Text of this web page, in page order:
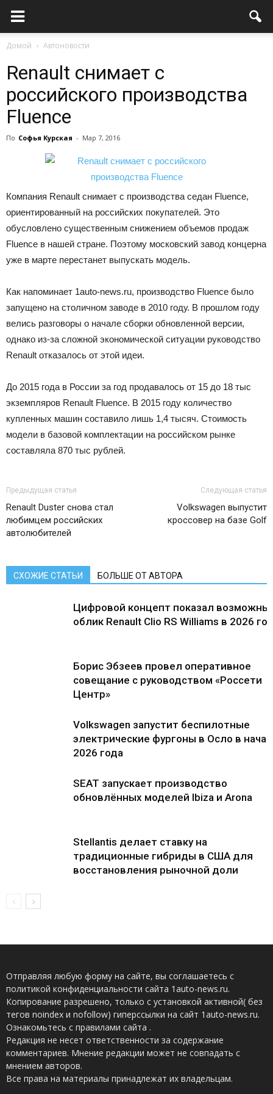
Домой Автоновости
Renault снимает с
российского производства
Fluence
По Софья Курская - Мар 7, 2016
Компания Renault снимает с производства седан Fluence,
ориентированный на российских покупателей. Это
обусловлено существенным снижением объемов продаж
Fluence в нашей стране. Поэтому московский завод концерна
уже в марте перестанет выпускать модель.
Как напоминает 1auto-news.ru, производство Fluence было
запущено на столичном заводе в 2010 году. В прошлом году
велись разговоры о начале сборки обновленной версии,
однако из-за сложной экономической ситуации руководство
Renault отказалось от этой идеи.
До 2015 года в России за год продавалось от 15 до 18 тыс
экземпляров Renault Fluence. В 2015 году количество
купленных машин составило лишь 1,4 тысяч. Стоимость
модели в базовой комплектации на российском рынке
составляла 870 тыс рублей.
Предыдущая статья
Renault Duster снова стал
любимцем российских
автолюбителей
Следующая статья
Volkswagen выпустит
кроссовер на базе Golf
СХОЖИЕ СТАТЬИ БОЛЬШЕ ОТ АВТОРА
Цифровой концепт показал
облик Renault Clio RS Williams в 2026
Борис Эбзеев провел оперативное
совещание с руководством «Россети
Центр»
Volkswagen запустит беспилотные
электрические фургоны в Осло в
2026 года
SEAT запускает производство
обновлённых моделей Ibiza и Arona
Stellantis делает ставку на
традиционные гибриды в США для
восстановления рыночной доли
Отправляя любую форму на сайте, вы соглашаетесь с
политикой конфиденциальности сайта 1auto-news.ru.
Копирование разрешено, только с установкой активной( без
тегов noindex и nofollow) гиперссылки на сайт 1auto-news.ru.
Ознакомьтесь с правилами сайта .
Редакция не несет ответственности за содержание
комментариев. Мнение редакции может не совпадать с
мнением авторов.
Все права на материалы принадлежат их владельцам.